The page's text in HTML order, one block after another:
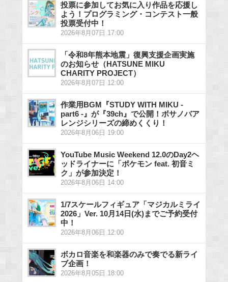
投票に参加してお気に入り作品を応援し
よう！プログラミング・コンテスト一般
投票受付中！
2026年8月07日 17:00
「令和8年熊本地震」復興支援企画実施
のお知らせ（HATSUNE MIKU
CHARITY PROJECT）
2026年8月07日 12:00
作業用BGM『STUDY WITH MIKU -
part6 -』が『39ch』で公開！ボサノバア
レンジシリーズの締めくくり！
2026年8月06日 19:00
YouTube Music Weekend 12.0のDay2ヘ
ッドライナーに「ポケモン feat. 初音ミ
ク」が参加決定！
2026年8月06日 14:00
1/7スケールフィギュア「マジカルミライ
2026」Ver. 10月14日(水)までご予約受付
中！
2026年8月06日 12:00
ボカロ音楽を和楽器のみで奏でる新ライ
ブ企画！
2026年8月05日 18:00